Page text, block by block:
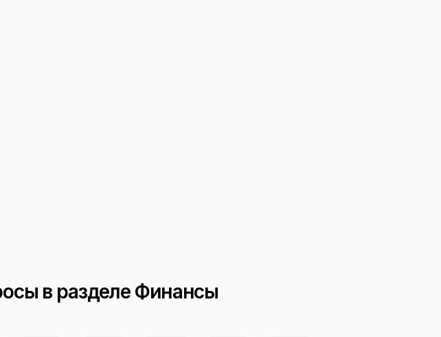
в разделе Финансы